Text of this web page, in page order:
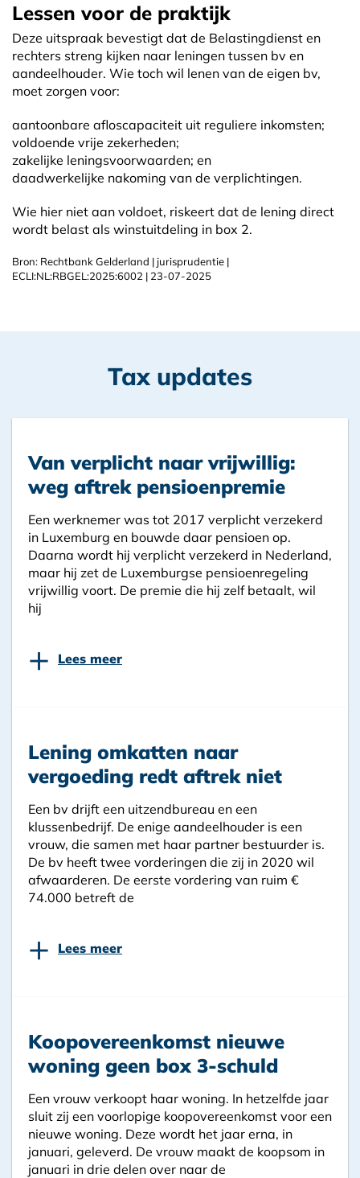
Lessen voor de praktijk
Deze uitspraak bevestigt dat de Belastingdienst en
rechters streng kijken naar leningen tussen bv en
aandeelhouder. Wie toch wil lenen van de eigen bv,
moet zorgen voor:
aantoonbare afloscapaciteit uit reguliere inkomsten;
voldoende vrije zekerheden;
zakelijke leningsvoorwaarden; en
daadwerkelijke nakoming van de verplichtingen.
Wie hier niet aan voldoet, riskeert dat de lening direct
wordt belast als winstuitdeling in box 2.
Bron: Rechtbank Gelderland | jurisprudentie |
ECLI:NL:RBGEL:2025:6002 | 23-07-2025
Tax updates
Van verplicht naar vrijwillig:
weg aftrek pensioenpremie
Een werknemer was tot 2017 verplicht verzekerd
in Luxemburg en bouwde daar pensioen op.
Daarna wordt hij verplicht verzekerd in Nederland,
maar hij zet de Luxemburgse pensioenregeling
vrijwillig voort. De premie die hij zelf betaalt, wil
hij
+ Lees meer
Lening omkatten naar
vergoeding redt aftrek niet
Een bv drijft een uitzendbureau en een
klussenbedrijf. De enige aandeelhouder is een
vrouw, die samen met haar partner bestuurder is.
De bv heeft twee vorderingen die zij in 2020 wil
afwaarderen. De eerste vordering van ruim €
74.000 betreft de
+ Lees meer
Koopovereenkomst nieuwe
woning geen box 3-schuld
Een vrouw verkoopt haar woning. In hetzelfde jaar
sluit zij een voorlopige koopovereenkomst voor een
nieuwe woning. Deze wordt het jaar erna, in
januari, geleverd. De vrouw maakt de koopsom in
januari in drie delen over naar de